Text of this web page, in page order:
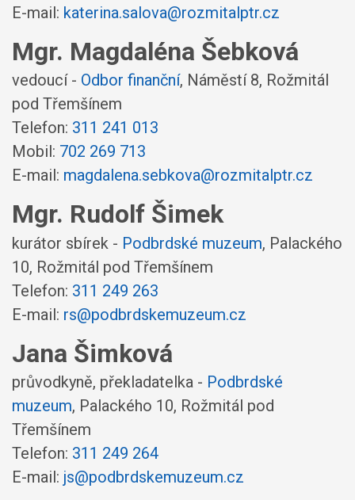
E-mail: katerina.salova@rozmitalptr.cz
Mgr. Magdaléna Šebková
vedoucí - Odbor finanční, Náměstí 8, Rožmitál
pod Třemšínem
Telefon: 311 241 013
Mobil: 702 269 713
E-mail: magdalena.sebkova@rozmitalptr.cz
Mgr. Rudolf Šimek
kurátor sbírek - Podbrdské muzeum, Palackého
10, Rožmitál pod Třemšínem
Telefon: 311 249 263
E-mail: rs@podbrdskemuzeum.cz
Jana Šimková
průvodkyně, překladatelka - Podbrdské
muzeum, Palackého 10, Rožmitál pod
Třemšínem
Telefon: 311 249 264
E-mail: js@podbrdskemuzeum.cz